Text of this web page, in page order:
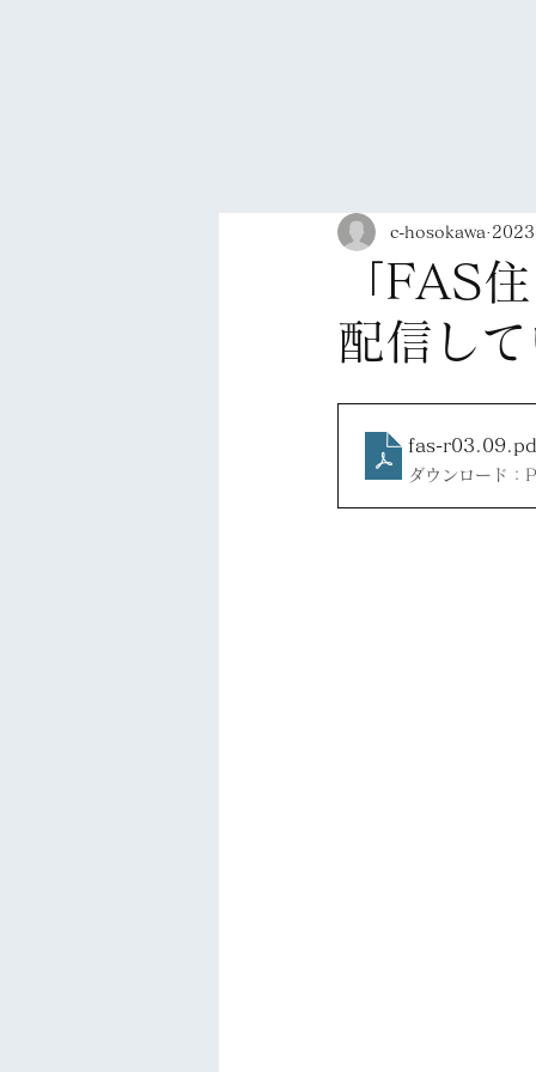
「FAS
配信し
c-hosokawa
fas-r03.09
ダウンロード：